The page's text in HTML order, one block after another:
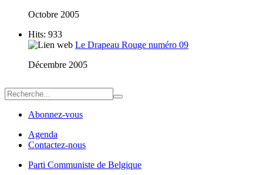
Octobre 2005
Hits: 933
Le Drapeau Rouge numéro 09
Décembre 2005
Abonnez-vous
Agenda
Contactez-nous
Parti Communiste de Belgique